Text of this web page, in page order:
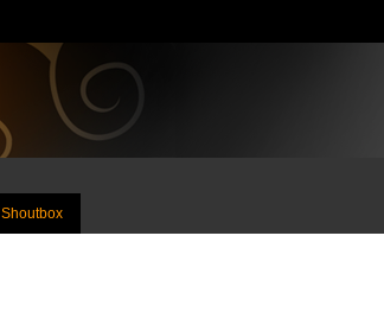
Shoutbox